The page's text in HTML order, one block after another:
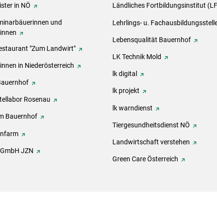
in NÖ
und
"Zum Landwirt"
in Niederösterreich
Rosenau
Bauernhof
JZN
Ländliches Fortbildungsinstitut
Lehrlings- u.
Lebensqualität Bauernhof
LK Technik Mold
lk digital
lk projekt
lk warndienst
Tiergesundheitsdienst NÖ
Landwirtschaft verstehen
Green Care Österreich